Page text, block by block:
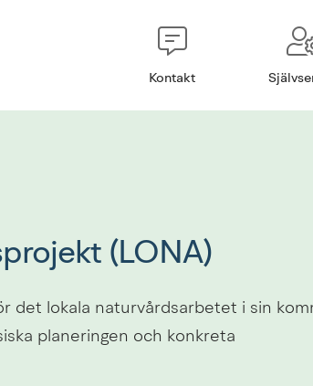
Kontakt
(LONA)
det lokala naturvårdsarbetet i sin
planeringen och konkreta